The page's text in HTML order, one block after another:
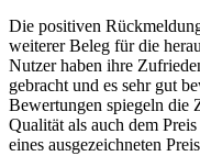
Die positiven
weiterer Beleg für die
Nutzer haben ihre
gebracht und es sehr gut
Bewertungen spiegeln die
Qualität als auch dem
eines ausgezeichneten